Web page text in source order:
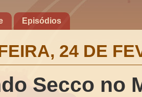
Episódios
24 DE
Secco no